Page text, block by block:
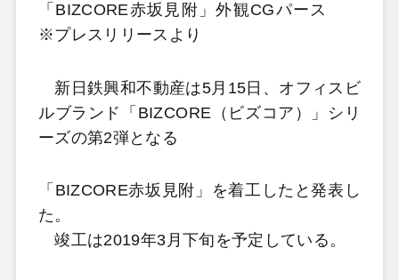
「BIZCORE赤坂見附」外観CGパース
※プレスリリースより
新日鉄興和不動産は5月15日、オフィスビ
ルブランド「BIZCORE（ビズコア）」シリ
ーズの第2弾となる
「BIZCORE赤坂見附」を着工したと発表し
た。
竣工は2019年3月下旬を予定している。